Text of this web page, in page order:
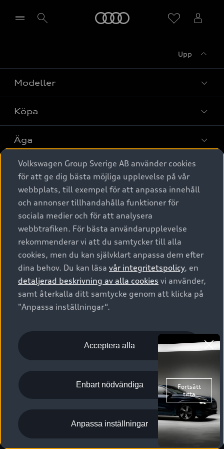
Upp
Modeller
Alla modeller
Elbilar
A6 modellerna
SUV
Avant
Audi Sport
Köpa
Privaterbjudanden
Privatleasing
Nya bilar i lager
Begagnade bilar i lager
Audi approved :plus - så gott som nya
Finansiering
Audi exclusive
Provkörning
Äga
Service & tillbehör
Audi digital services
Originaltillbehör - köp online
Garantier
Försäkring
Digitala manualer för din Audi
Audi Collection – livsstilsartiklar
Vanliga frågor
2G/3G nätet stängs ned - Hur påverkas min bil av detta?
Tjänstebil
Tjänstebil
Business lease online
Företagsleasing
Om Audi Sverige
Kontakta oss
Audi Återförsäljare/-serviceverkstad
myAudi
Pressmeddelanden
Nyhetsbrev
Vårt hållbarhetsarbete
Lediga tjänster huvudkontor
Lediga tjänster hos Audi Återförsäljare
Kommentar till mediauppgifter om dataläcka
© 2026 AUDI SVERIGE. All Rights Reserved.
Utgivare Juridiskt
Juridiskt Audi AG
Juridiskt Audi Digital Giveaway
Anpassa inställningar för cookies
Visselblåsarkanaler
Volkswagen Group Sverige AB använder cookies
för att ge dig bästa möjliga upplevelse på vår
webbplats, till exempel för att anpassa innehåll
och annonser tillhandahålla funktioner för
sociala medier och för att analysera
webbtrafiken. För bästa användarupplevelse
rekommenderar vi att du samtycker till alla
cookies, men du kan självklart anpassa dem efter
dina behov. Du kan läsa vår integritetspolicy, en
detaljerad beskrivning av alla cookies vi använder,
samt återkalla ditt samtycke genom att klicka på
"Anpassa inställningar“.
Acceptera alla
Enbart nödvändiga
Anpassa inställningar